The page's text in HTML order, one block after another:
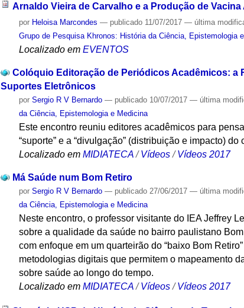
Arnaldo Vieira de Carvalho e a Produção de
por Heloisa Marcondes — publicado 11/07/2017— última
Grupo de Pesquisa Khronos: História da Ciência, Epistemologia
Localizado em EVENTOS
Colóquio Editoração de Periódicos Acadêmicos: a
Suportes Eletrônicos
porSergio R V Bernardo — publicado 10/07/2017— última
da Ciência, Epistemologia e Medicina
Este encontro reuniu editores acadêmicos para
“suporte” e a “divulgação” (distribuição e impacto)
Localizado em MIDIATECA /Vídeos /Vídeos 2017
Má Saúde num Bom Retiro
porSergio R V Bernardo — publicado 27/06/2017— última
da Ciência, Epistemologia e Medicina
Neste encontro, o professor visitante do IEA Jeffrey
sobre a qualidade da saúde no bairro paulistano
com enfoque em um quarteirão do “baixo Bom
metodologias digitais que permitem o mapeamento
sobre saúde ao longo do tempo.
Localizado em MIDIATECA /Vídeos /Vídeos 2017